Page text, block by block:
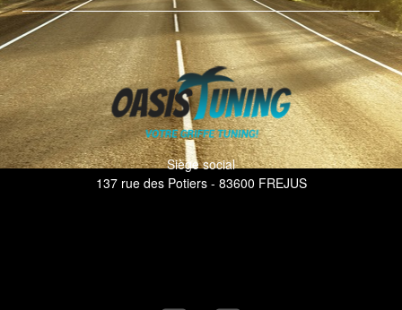
Siège social
137 rue des Potiers - 83600 FREJUS